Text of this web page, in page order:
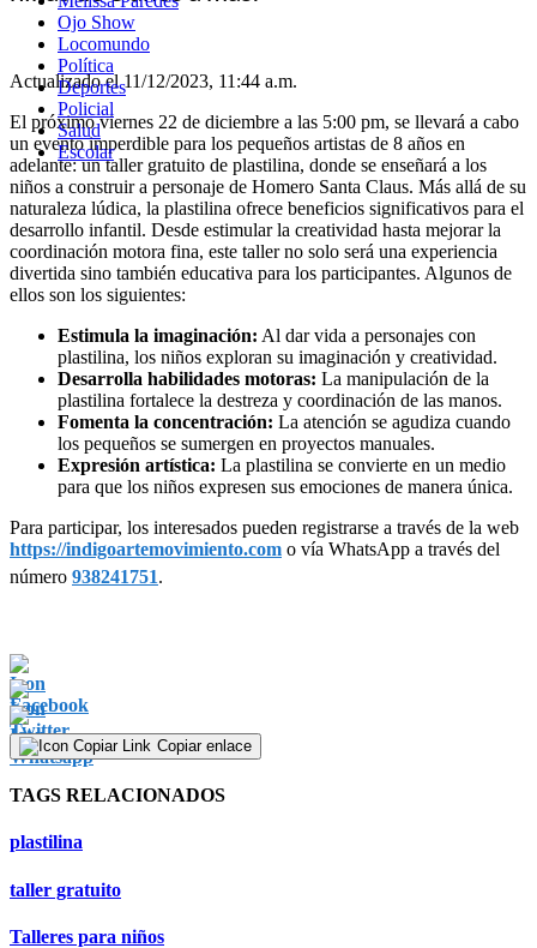
Ojo Show
Locomundo
Política
Deportes
Policial
Salud
Escolar
Actualizado el 11/12/2023, 11:44 a.m.
El próximo viernes 22 de diciembre a las 5:00 pm, se llevará a cabo
un evento imperdible para los pequeños artistas de 8 años en
adelante: un taller gratuito de plastilina, donde se enseñará a los
niños a construir a personaje de Homero Santa Claus. Más allá de su
naturaleza lúdica, la plastilina ofrece beneficios significativos para el
desarrollo infantil. Desde estimular la creatividad hasta mejorar la
coordinación motora fina, este taller no solo será una experiencia
divertida sino también educativa para los participantes. Algunos de
ellos son los siguientes:
Estimula la imaginación: Al dar vida a personajes con
plastilina, los niños exploran su imaginación y creatividad.
Desarrolla habilidades motoras: La manipulación de la
plastilina fortalece la destreza y coordinación de las manos.
Fomenta la concentración: La atención se agudiza cuando
los pequeños se sumergen en proyectos manuales.
Expresión artística: La plastilina se convierte en un medio
para que los niños expresen sus emociones de manera única.
Para participar, los interesados pueden registrarse a través de la web
https://indigoartemovimiento.com o vía WhatsApp a través del
número 938241751.
Copiar enlace
TAGS RELACIONADOS
plastilina
taller gratuito
Talleres para niños